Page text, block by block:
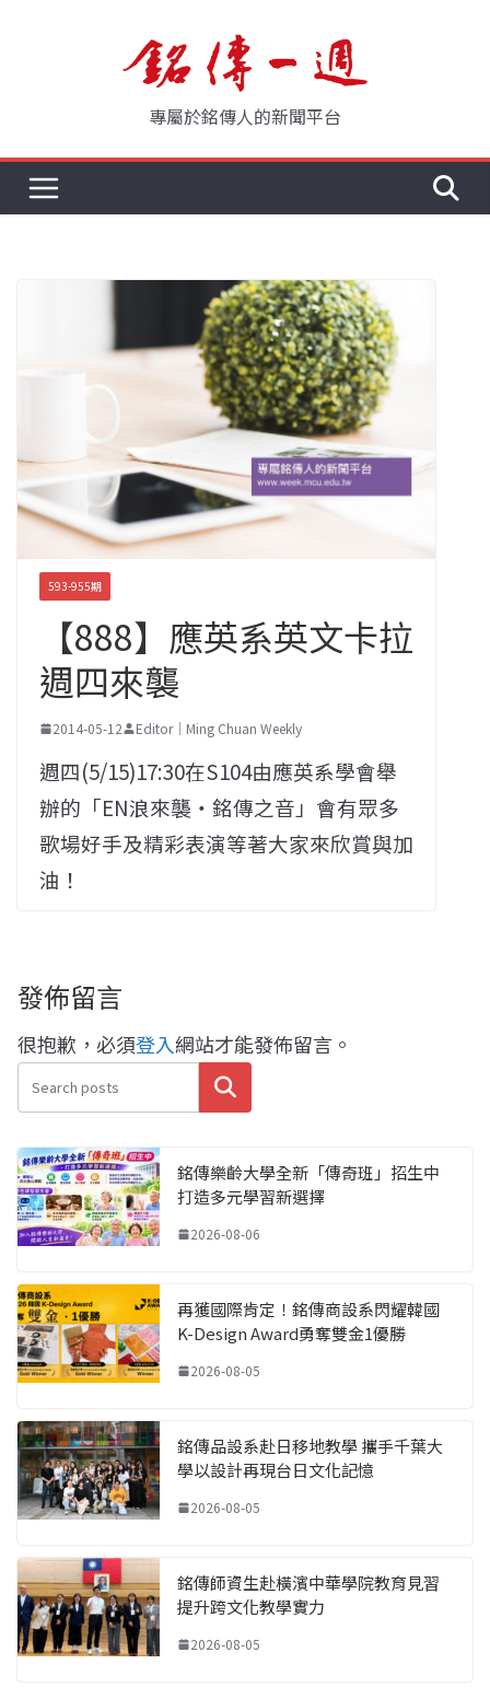
專屬於銘傳人的新聞平台
593-955期
【888】應英系英文卡拉
週四來襲
2014-05-12 Editor｜Ming Chuan Weekly
週四(5/15)17:30在S104由應英系學會舉
辦的「EN浪來襲‧銘傳之音」會有眾多
歌場好手及精彩表演等著大家來欣賞與加
油！
發佈留言
很抱歉，必須登入網站才能發佈留言。
搜尋
銘傳樂齡大學全新「傳奇班」招生中
打造多元學習新選擇
2026-08-06
再獲國際肯定！銘傳商設系閃耀韓國
K-Design Award勇奪雙金1優勝
2026-08-05
銘傳品設系赴日移地教學 攜手千葉大
學以設計再現台日文化記憶
2026-08-05
銘傳師資生赴橫濱中華學院教育見習
提升跨文化教學實力
2026-08-05